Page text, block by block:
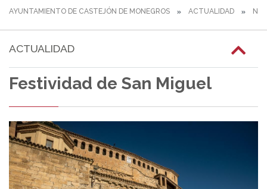
AYUNTAMIENTO DE CASTEJÓN DE MONEGROS ACTUALIDAD
ACTUALIDAD
Festividad de San Miguel